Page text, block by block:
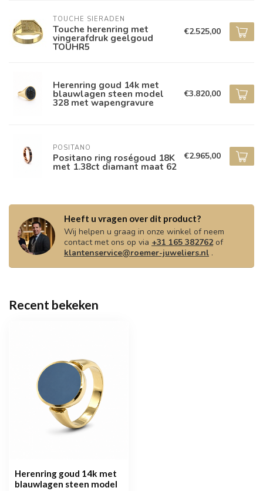
TOUCHE SIERADEN
Touche herenring met
vingerafdruk geelgoud
TOUHR5
€2.525,00
Herenring goud 14k met
blauwlagen steen model
328 met wapengravure
€3.820,00
POSITANO
Positano ring roségoud 18K
met 1.38ct diamant maat 62
€2.965,00
Heeft u vragen over dit product?
Wij helpen u graag in onze winkel of neem
contact met ons op via +31 165 382762of
klantenservice@roemer-juweliers.nl .
Recent bekeken
Herenring goud 14k met
blauwlagen steen model